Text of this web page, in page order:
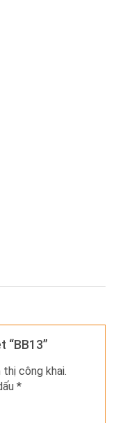
“BB13”
công khai.
*